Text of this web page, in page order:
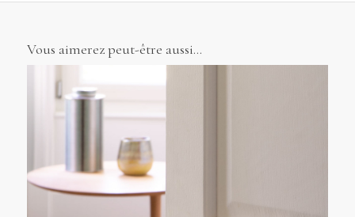
Vous aimerez peut-être aussi…